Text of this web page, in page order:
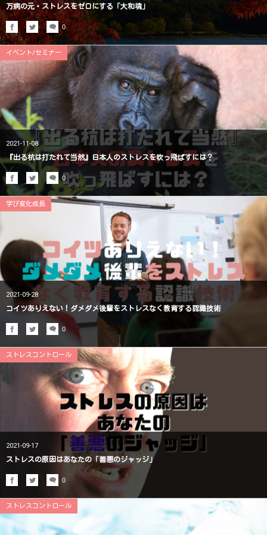
万病の元・ストレスをゼロにする「大和魂」
0
イベント/セミナー
2021-11-08
『出る杭は打たれて当然』日本人のストレスを吹っ飛ばすには？
0
学び変化成長
2021-09-28
コイツありえない！ダメダメ後輩をストレスなく教育する認識技術
0
ストレスコントロール
2021-09-17
ストレスの原因はあなたの「善悪のジャッジ」
0
ストレスコントロール